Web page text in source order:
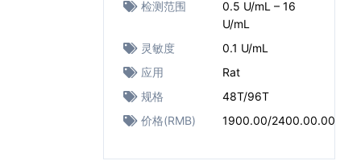
检测范围
0.5 U/mL – 16
U/mL
灵敏度
0.1 U/mL
应用
Rat
规格
48T/96T
价格(RMB)
1900.00/2400.00.00